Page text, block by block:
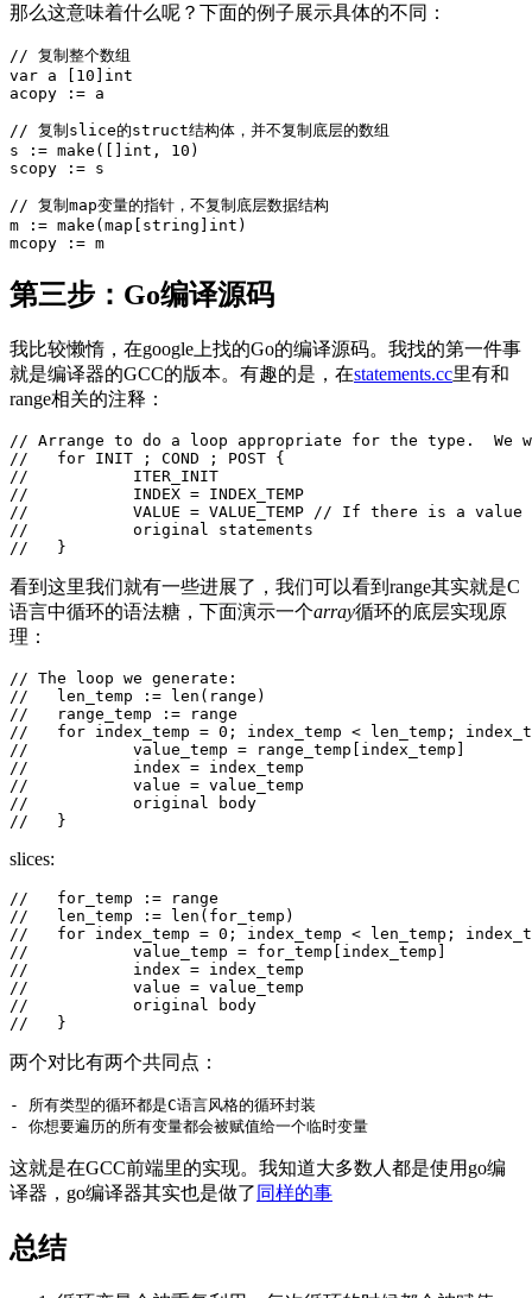
那么这意味着什么呢？下面的例子展示具体的不同：
// 复制整个数组
var a [10]int
acopy := a
// 复制slice的struct结构体，并不复制底层的数组
s := make([]int, 10)
scopy := s
// 复制map变量的指针，不复制底层数据结构
m := make(map[string]int)
mcopy := m
第三步：Go编译源码
我比较懒惰，在google上找的Go的编译源码。我找的第一件事
就是编译器的GCC的版本。有趣的是，在statements.cc里有和
range相关的注释：
// Arrange to do a loop appropriate for the type.  We
//   for INIT ; COND ; POST {
//           ITER_INIT
//           INDEX = INDEX_TEMP
//           VALUE = VALUE_TEMP // If there is a value
//           original statements
//   }
看到这里我们就有一些进展了，我们可以看到range其实就是C
语言中循环的语法糖，下面演示一个array循环的底层实现原
理：
// The loop we generate:
//   len_temp := len(range)
//   range_temp := range
//   for index_temp = 0; index_temp < len_temp;
//           value_temp = range_temp[index_temp]
//           index = index_temp
//           value = value_temp
//           original body
//   }
slices:
//   for_temp := range
//   len_temp := len(for_temp)
//   for index_temp = 0; index_temp < len_temp;
//           value_temp = for_temp[index_temp]
//           index = index_temp
//           value = value_temp
//           original body
//   }
两个对比有两个共同点：
- 所有类型的循环都是C语言风格的循环封装
- 你想要遍历的所有变量都会被赋值给一个临时变量
这就是在GCC前端里的实现。我知道大多数人都是使用go编
译器，go编译器其实也是做了 同样的事
总结